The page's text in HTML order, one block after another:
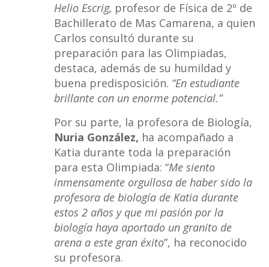
Helio Escrig, profesor de Física de 2º de
Bachillerato de Mas Camarena, a quien
Carlos consultó durante su
preparación para las Olimpiadas,
destaca, además de su humildad y
buena predisposición. “En estudiante
brillante con un enorme potencial.”
Por su parte, la profesora de Biología,
Nuria González, ha acompañado a
Katia durante toda la preparación
para esta Olimpiada: “Me siento
inmensamente orgullosa de haber sido la
profesora de biología de Katia durante
estos 2 años y que mi pasión por la
biología haya aportado un granito de
arena a este gran éxito”, ha reconocido
su profesora.